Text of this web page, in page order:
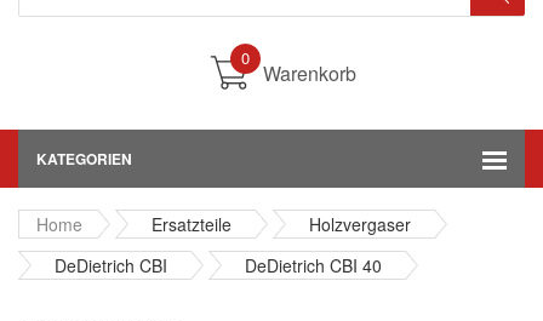
0
Warenkorb
KATEGORIEN
Home Ersatzteile
Holzvergaser
DeDietrich CBI
DeDietrich CBI 40